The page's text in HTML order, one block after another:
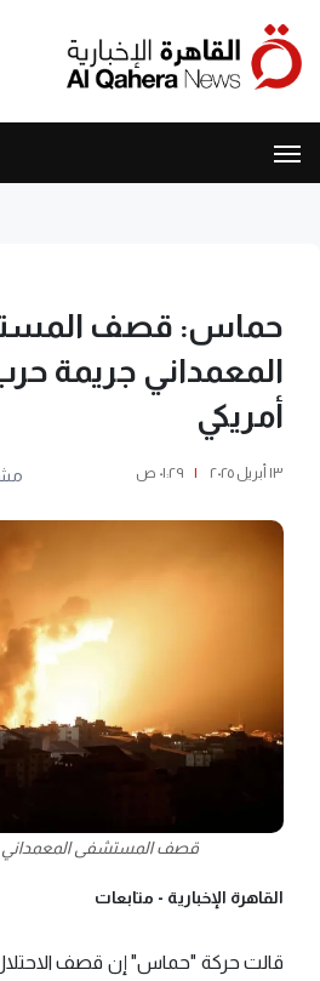
حماس: قصف
المعمداني جريمة
أمريكي
١٣ أبريل ٢٠٢٥ | ٠١:٢٩ ص
قصف المستشفى المعمداني
القاهرة الإخبارية - متابعات
قالت حركة "حماس" إن قصف